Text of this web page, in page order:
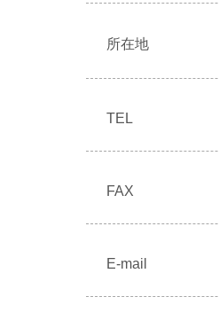
所在地
TEL
FAX
E-mail